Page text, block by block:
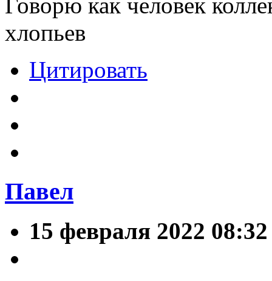
Говорю как человек
хлопьев
Цитировать
Павел
15 февраля 2022 08:32